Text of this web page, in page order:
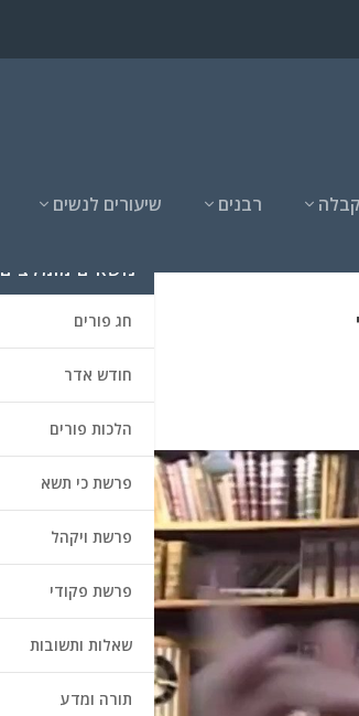
קבלה רבנים שיעורים לנשים
נושאים מומלצים
חג פורים
חודש אדר
הלכות פורים
פרשת כי תשא
פרשת ויקהל
פרשת פקודי
שאלות ותשובות
תורה ומדע